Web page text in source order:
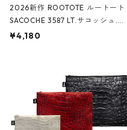
2026新作 ROOTOTE ルートート
SACOCHE 3587 LT.サコッシュ.ル
ミエ-B ショルダーバッグ グロスピ
¥4,180